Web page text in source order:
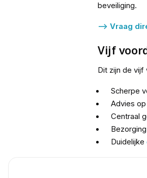
beveiliging.
--> Vraag
Vijf
Dit zijn de
Scherpe
Advies
Centraal
Duidelijke